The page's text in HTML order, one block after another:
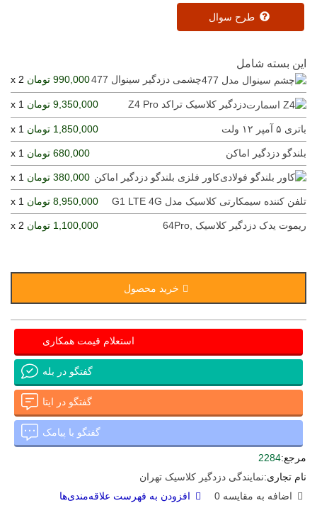
طرح سوال
این بسته شامل
چشمی دزدگیر سینوال 477 990,000 تومان x 2
دزدگیر کلاسیک تراکد Z4 Pro 9,350,000 تومان x 1
باتری ۵ آمپر ۱۲ ولت 1,850,000 تومان x 1
بلندگو دزدگیر اماکن 680,000 تومان x 1
کاور فلزی بلندگو دزدگیر اماکن 380,000 تومان x 1
تلفن کننده سیمکارتی کلاسیک مدل G1 LTE 4G 8,950,000 تومان x 1
ریموت یدک دزدگیر کلاسیک ,64Pro 1,100,000 تومان x 2
خرید محصول
استعلام قیمت همکاری
گفتگو در بله
گفتگو در ایتا
گفتگو با پیامک
مرجع:2284
نام تجاری:نمایندگی دزدگیر کلاسیک تهران
اضافه به مقایسه 0
افزودن به فهرست علاقه‌مندی‌ها